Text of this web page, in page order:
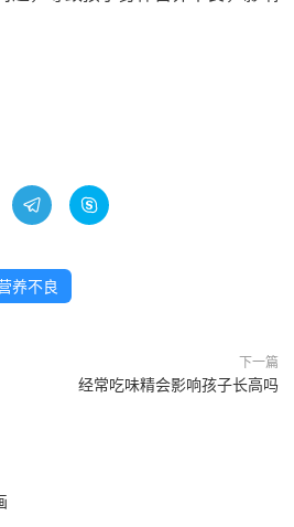
 
养不良
下一篇
经常吃味精会影响孩子长高吗